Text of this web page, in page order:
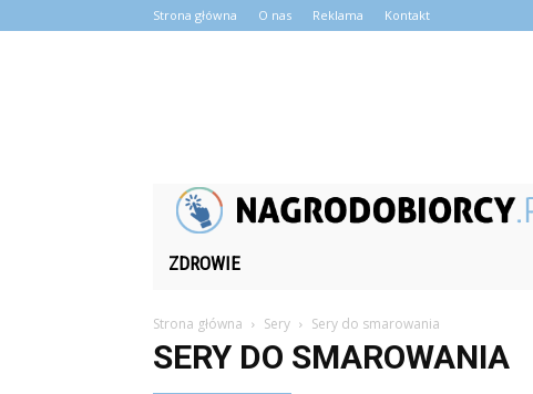
Strona główna O nas Reklama Kontakt
ZDROWIE
Strona główna Sery Sery do smarowania
SERY DO SMAROWANIA